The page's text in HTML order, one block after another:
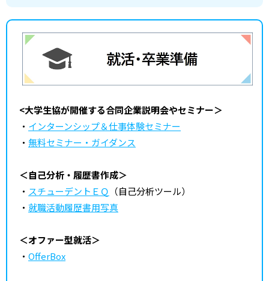
<大学生協が開催する合同企業説明会やセミナー＞
・ インターンシップ＆仕事体験セミナー
・ 無料セミナー・ガイダンス
＜自己分析・履歴書作成＞
・ スチューデントＥＱ （自己分析ツール）
・ 就職活動履歴書用写真
＜オファー型就活＞
・ OfferBox